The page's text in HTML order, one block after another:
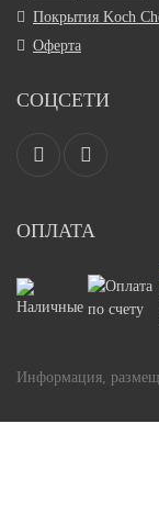
Покрытия Koch
Оферта
СОЦСЕТИ
ОПЛАТА
Информация,